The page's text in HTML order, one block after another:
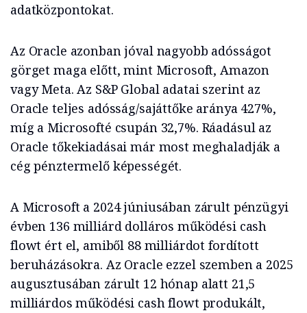
adatközpontokat.
Az Oracle azonban jóval nagyobb adósságot
görget maga előtt, mint Microsoft, Amazon
vagy Meta. Az S&P Global adatai szerint az
Oracle teljes adósság/sajáttőke aránya 427%,
míg a Microsofté csupán 32,7%. Ráadásul az
Oracle tőkekiadásai már most meghaladják a
cég pénztermelő képességét.
A Microsoft a 2024 júniusában zárult pénzügyi
évben 136 milliárd dolláros működési cash
flowt ért el, amiből 88 milliárdot fordított
beruházásokra. Az Oracle ezzel szemben a 2025
augusztusában zárult 12 hónap alatt 21,5
milliárdos működési cash flowt produkált,